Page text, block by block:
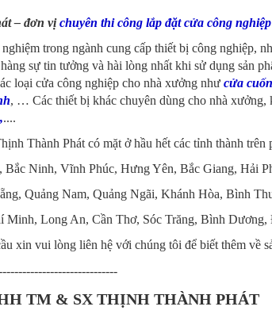
– đơn vịchuyên thi công lắp đặt cửa công
trong ngành cung cấp thiết bị công nghiệp,
sự tin tưởng và hài lòng nhất khi sử dụng sản
loại cửa công nghiệp cho nhà xưởng như cửa
, … Các thiết bị khác chuyên dùng cho nhà xưởng,
,....
Thành Phát có mặt ở hầu hết các tỉnh thành trên
Bắc Ninh, Vĩnh Phúc, Hưng Yên, Bắc Giang, Hải
Quảng Nam, Quảng Ngãi, Khánh Hòa, Bình
Minh, Long An, Cần Thơ, Sóc Trăng, Bình
xin vui lòng liên hệ với chúng tôi để biết thêm về
TM & SX THỊNH THÀNH PHÁT